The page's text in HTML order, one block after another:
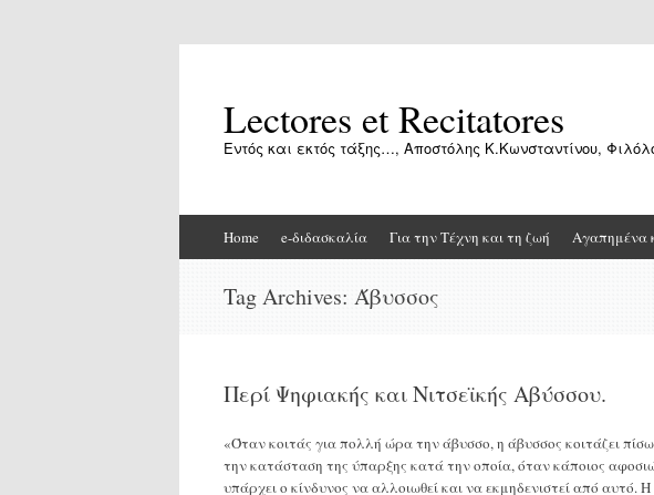
Lectores et Recitatores
Εντός και εκτός τάξης…, Αποστόλης Κ.Κωνσταντίνου,
to
Home e-διδασκαλία Για την Τέχνη και τη ζωή Αγαπημένα
Tag Archives: Άβυσσος
Περί Ψηφιακής και Νιτσεϊκής Αβύσσου.
«Όταν κοιτάς για πολλή ώρα την άβυσσο, η άβυσσος κοιτάζει
την κατάσταση της ύπαρξης κατά την οποία, όταν κάποιος
υπάρχει ο κίνδυνος να αλλοιωθεί και να εκμηδενιστεί από αυτό.